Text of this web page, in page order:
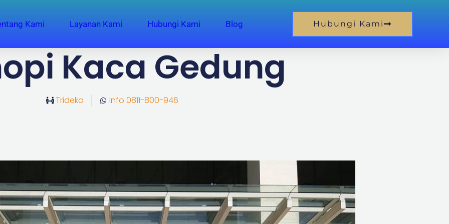
Kami Layanan Kami Hubungi Kami Blog Hubungi Kami
Kaca Gedung
Trideko Info 0811-800-946